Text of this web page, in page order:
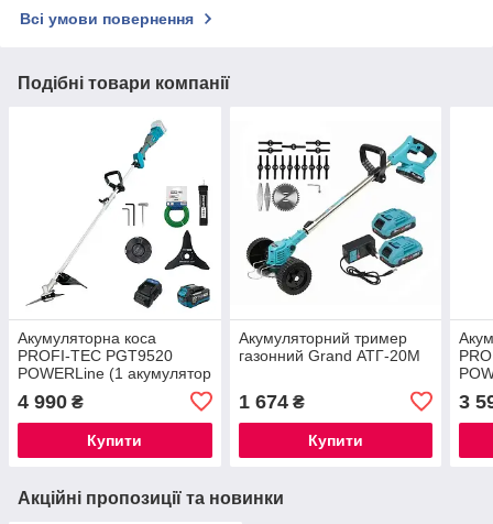
Всі умови повернення
Подібні товари компанії
Акумуляторна коса
PROFI-TEC PGT9520
POWERLine (1 акумулятор
зарядний пристрій)
4 990 ₴
Купити
Акумуляторний тример
газонний Grand АТГ-20М
1 674₴
Купити
3
Акційні пропозиції та новинки